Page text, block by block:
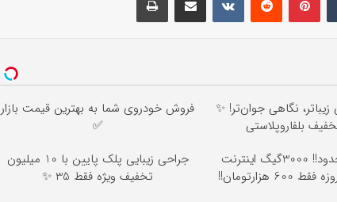
نگاهی جوان‌تر! ✨
فروش خودروی شما به بهترین قیمت بازار
✅
⏳فرصت محدود!! 3000گیگ اینترنت
جراحی زیبایی پلک پایین با 10 میلیون
تخفیف ویژه فقط 35 ✨